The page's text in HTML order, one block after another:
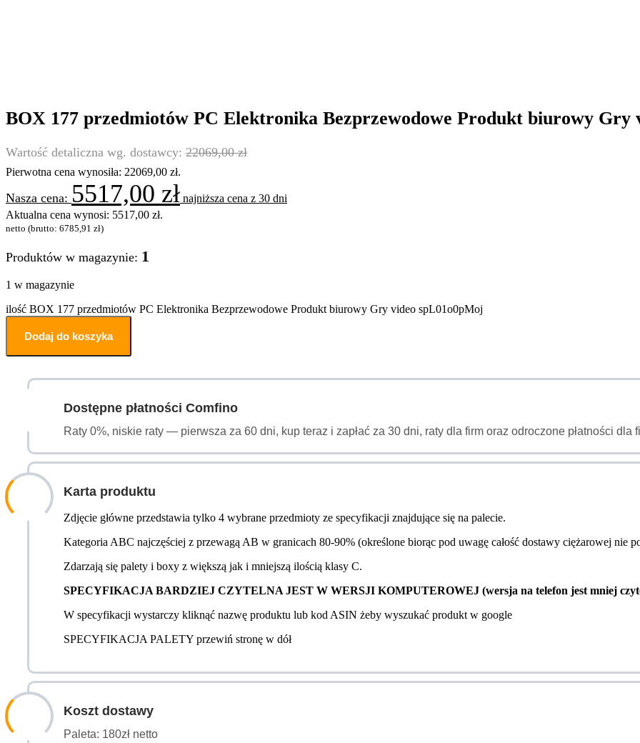
BOX 177 przedmiotów PC Elektronika Bezprzewodowe Produkt biurowy Gry
22069,00zł
Pierwotna cena wynosiła: 22069,00 zł.
5517,00 zł najniższa cena z 30 dni
Aktualna cena wynosi: 5517,00 zł.
netto (brutto: 6785,91 zł)
Produktów w magazynie: 1
1 w magazynie
ilość BOX 177 przedmiotów PC Elektronika Bezprzewodowe Produkt biurowy Gry video spL01o0pMoj
Dodaj do koszyka
Dostępne płatności Comfino
Raty 0%, niskie raty — pierwsza za 60 dni, kup teraz i zapłać za 30 dni, raty dla firm oraz odroczone płatności
Karta produktu
Zdjęcie główne przedstawia tylko 4 wybrane przedmioty ze specyfikacji znajdujące się na palecie.
Kategoria ABC najczęściej z przewagą AB w granicach 80-90% (określone biorąc pod uwagę całość dostawy ciężarowej nie
Zdarzają się palety i boxy z większą jak i mniejszą ilością klasy C.
SPECYFIKACJA BARDZIEJ CZYTELNA JEST W WERSJI KOMPUTEROWEJ (wersja na telefon jest mniej
W specyfikacji wystarczy kliknąć nazwę produktu lub kod ASIN żeby wyszukać produkt w google
SPECYFIKACJA PALETY przewiń stronę w dół
Koszt dostawy
Paleta: 180zł netto